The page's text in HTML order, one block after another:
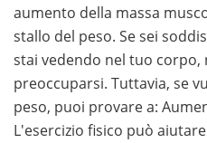
aumento della massa
stallo del peso. Se sei
stai vedendo nel tuo corpo,
preoccuparsi. Tuttavia, se
peso, puoi provare a:
L'esercizio fisico può